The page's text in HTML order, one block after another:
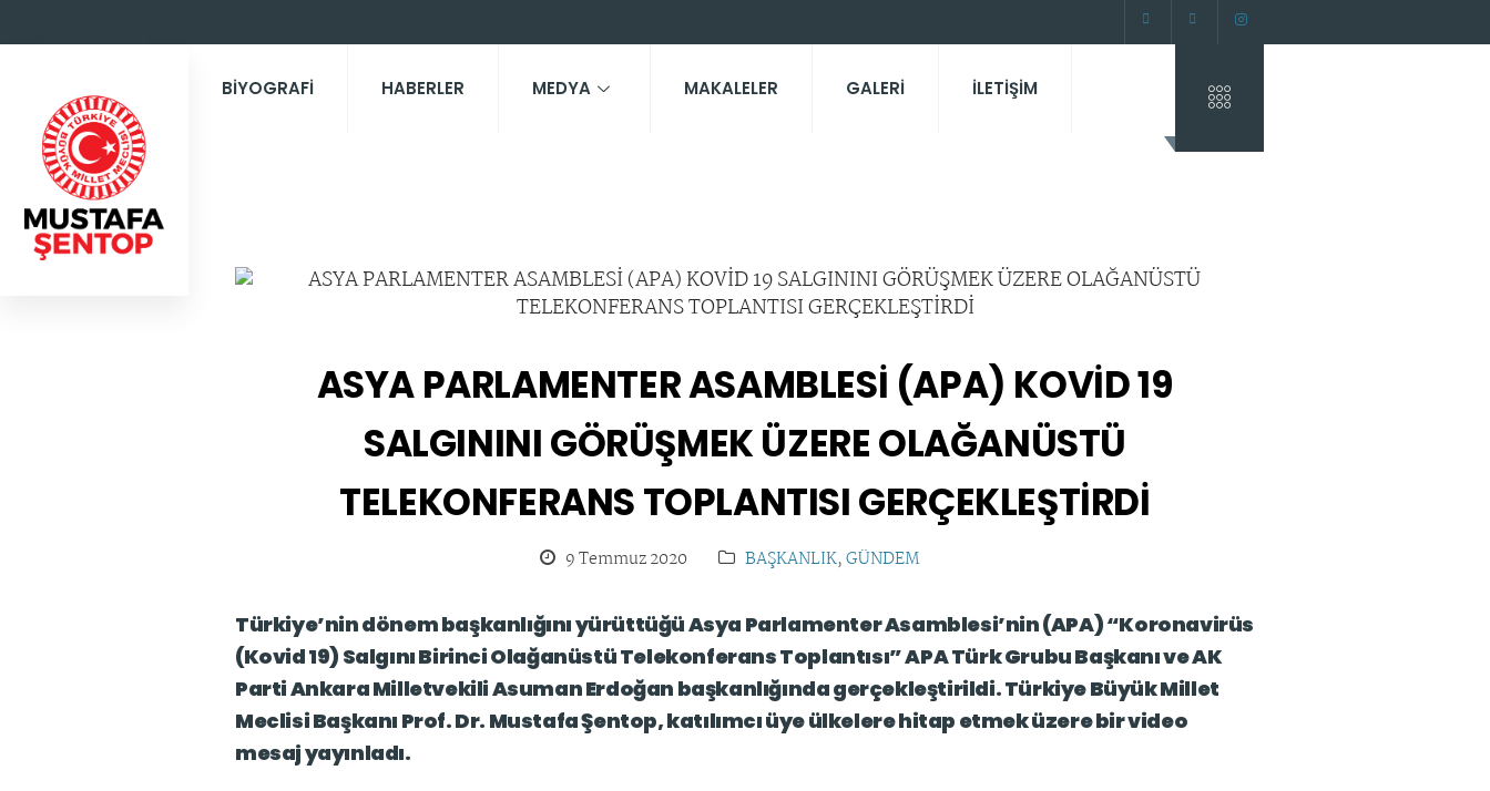
BİYOGRAFİ HABERLER MEDYA MAKALELER GALERİ İLETİŞİM
ASYA PARLAMENTER ASAMBLESİ (APA) KOVİD 19
SALGININI GÖRÜŞMEK ÜZERE OLAĞANÜSTÜ
TELEKONFERANS TOPLANTISI GERÇEKLEŞTİRDİ
9 Temmuz 2020 BAŞKANLIK,GÜNDEM
Türkiye’nin dönem başkanlığını yürüttüğü Asya Parlamenter Asamblesi’nin (APA) “Koronavirüs
(Kovid 19) Salgını Birinci Olağanüstü Telekonferans Toplantısı” APA Türk Grubu Başkanı ve AK
Parti Ankara Milletvekili Asuman Erdoğan başkanlığında gerçekleştirildi. Türkiye Büyük Millet
Meclisi Başkanı Prof. Dr. Mustafa Şentop, katılımcı üye ülkelere hitap etmek üzere bir video
mesaj yayınladı.